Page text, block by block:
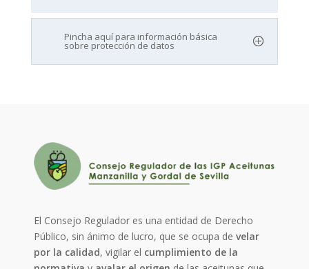
Pincha aquí para información básica
sobre protección de datos
El Consejo Regulador es una entidad de Derecho
Público, sin ánimo de lucro, que se ocupa develar
por la calidad, vigilar el cumplimiento de la